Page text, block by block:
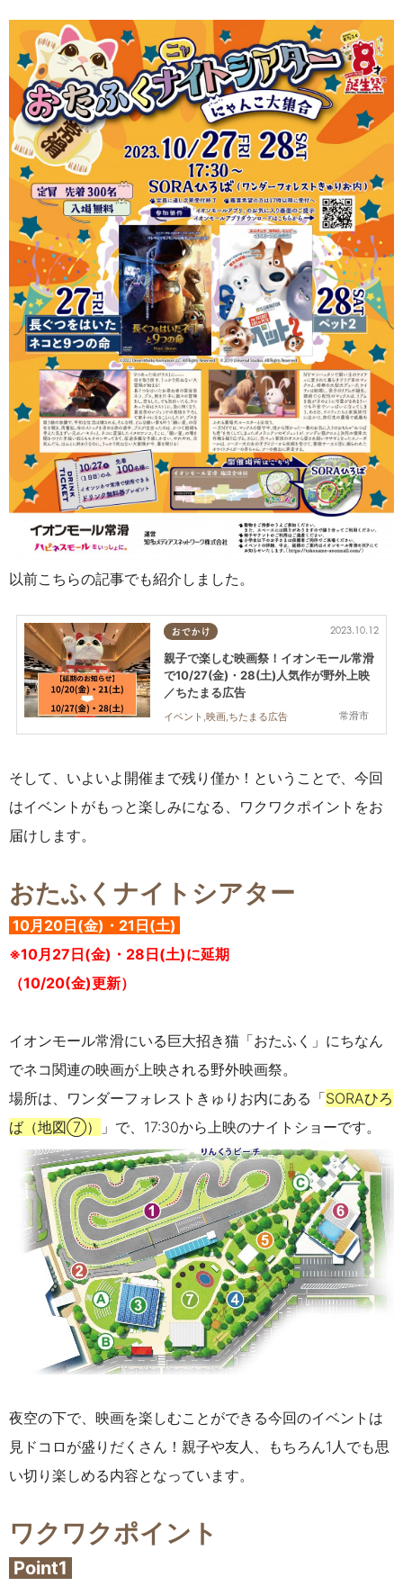
以前こちらの記事でも紹介しました。
おでかけ
常滑市
2023.10.12
親子で楽しむ映画祭！イオンモール常滑
で10/27(金)・28(土)人気作が野外上映
／ちたまる広告
イベント,映画,ちたまる広告
そして、いよいよ開催まで残り僅か！ということで、今回
はイベントがもっと楽しみになる、ワクワクポイントをお
届けします。
おたふくナイトシアター
10月20日(金)・21日(土)
※10月27日(金)・28日(土)に延期
（10/20(金)更新）
イオンモール常滑にいる巨大招き猫「おたふく」にちなん
でネコ関連の映画が上映される野外映画祭。
場所は、ワンダーフォレストきゅりお内にある「SORAひろ
ば（地図⑦）
」で、17:30から上映のナイトショーです。
夜空の下で、映画を楽しむことができる今回のイベントは
見ドコロが盛りだくさん！親子や友人、もちろん1人でも思
い切り楽しめる内容となっています。
ワクワクポイント
Point1